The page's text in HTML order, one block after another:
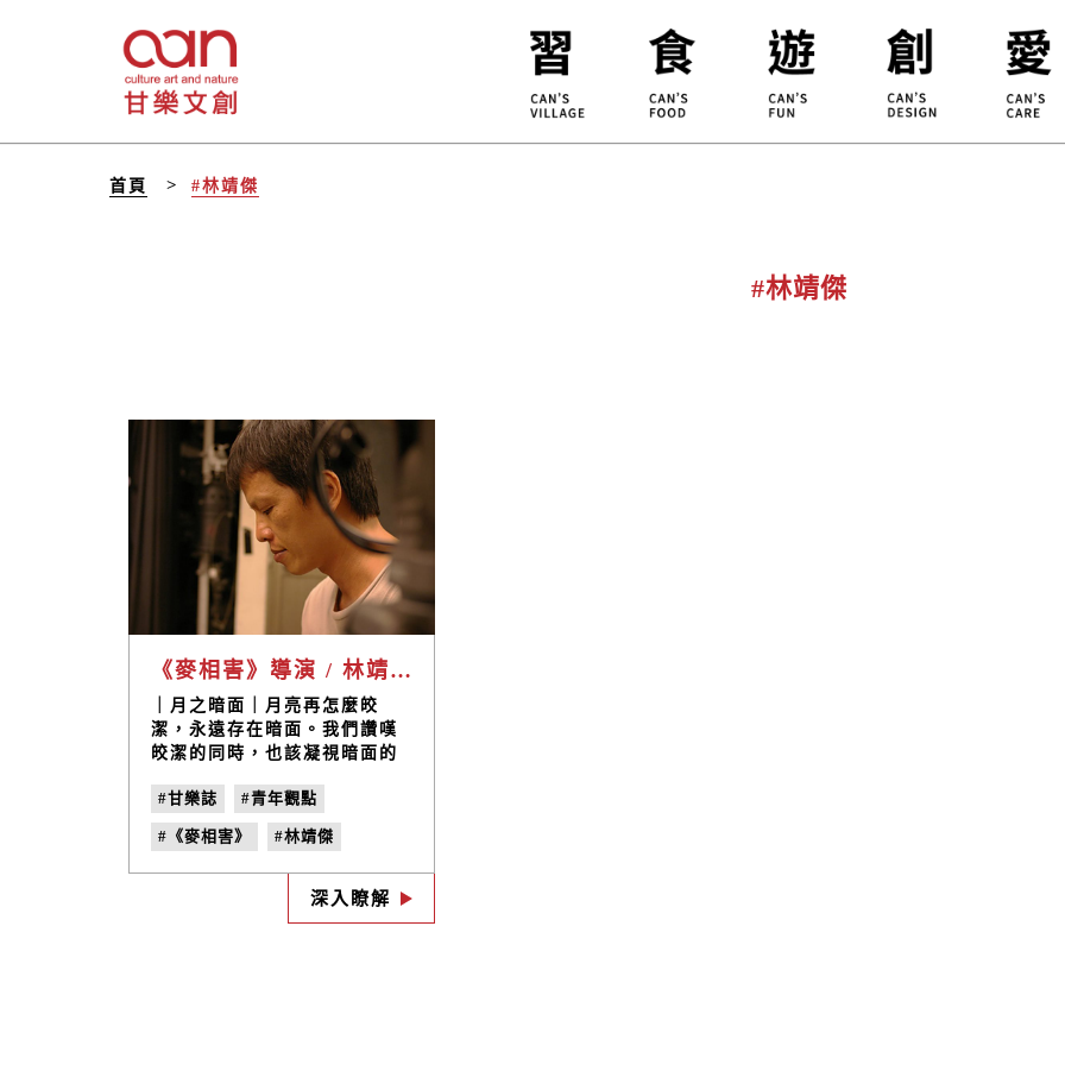
首頁 #林靖傑
#林靖傑
《麥相害》導演 / 林靖傑
｜月之暗面｜月亮再怎麼皎
潔，永遠存在暗面。我們讚嘆
皎潔的同時，也該凝視暗面的
去假裝暗面的不存在。因為沒
有了暗面，月亮便會成為虛假
的2D平面了。
#甘樂誌 #青年觀點
#《麥相害》 #林靖傑
#日日春關懷互助協會 #no.17
深入瞭解